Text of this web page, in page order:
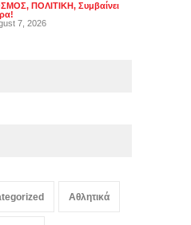
, ΠΟΛΙΤΙΚΗ, Συμβαίνει
7, 2026
Αθλητικά